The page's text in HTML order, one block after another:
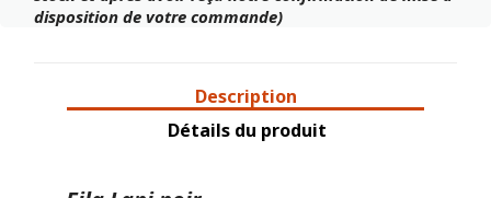
disposition de votre commande)
Description
Détails du produit